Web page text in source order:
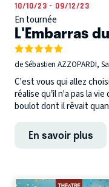
10/10/23 - 09/12/23
En tournée
L'Embarras
de Sébastien AZZOPARDI,
C'est vous qui allez
réalise qu’il n'a pas la
boulot dont il rêvait
En savoir plus